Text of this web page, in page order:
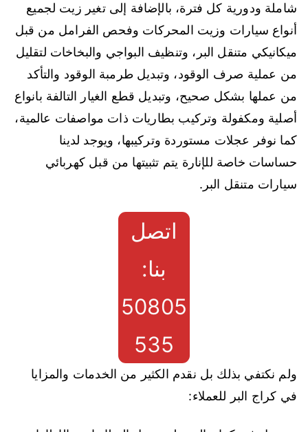
شاملة ودورية كل فترة، بالإضافة إلى تغير زيت لجميع
أنواع سيارات وزيت المحركات وفحص الفرامل من قبل
ميكانيكي متنقل البر، وتنظيف البواجي والبخاخات لتقليل
من عملية صرف الوقود، وتبديل طرمبة الوقود والتأكد
من عملها بشكل صحيح، وتبديل قطع الغيار التالفة بانواع
أصلية ومكفولة وتركيب بطاريات ذات مواصفات عالمية،
كما نوفر عجلات مستوردة وتركيبها، ويوجد لدينا
حساسات خاصة للإنارة يتم تثبيتها من قبل كهربائي
سيارات متنقل البر.
اتصل
بنا:
50805
535
ولم نكتفي بذلك بل نقدم الكثير من الخدمات والمزايا
في كراج البر للعملاء: